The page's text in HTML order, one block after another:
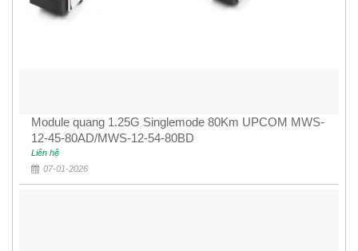
Module quang 1.25G Singlemode 80Km UPCOM MWS-
12-45-80AD/MWS-12-54-80BD
Liên hệ
07-01-2026